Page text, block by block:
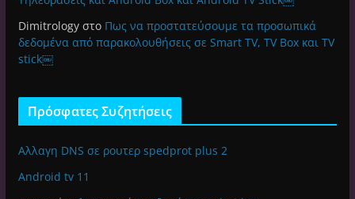
Dimitrologyστο Πως να προστατεύσουμε τα προσωπικά
δεδομένα από παρακολουθήσεις σε Smart TV, TV Box και TV
stick￼
Πρόσφατες Συζητήσεις
Αλλαγη DNS σε ρουτερ spedprot plus 2
Android tv 11